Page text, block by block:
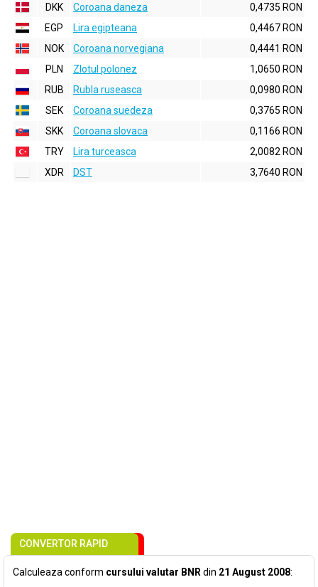
DKK
Coroana daneza
0,4735 RON
EGP
Lira egipteana
0,4467 RON
NOK
Coroana norvegiana
0,4441 RON
PLN
Zlotul polonez
1,0650 RON
RUB
Rubla ruseasca
0,0980 RON
SEK
Coroana suedeza
0,3765 RON
SKK
Coroana slovaca
0,1166 RON
TRY
Lira turceasca
2,0082 RON
XDR
DST 3,7640 RON
CONVERTOR RAPID
Calculeaza conform cursului valutar BNR din 21 August 2008: